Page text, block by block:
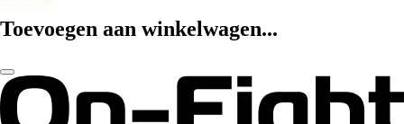
Toevoegen aan winkelwagen...